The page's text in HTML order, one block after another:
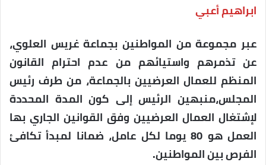
ابراهيم أعبي
عبر مجموعة من المواطنين بجماعة غريس العلوي،
عن تذمرهم واستيائهم من عدم احترام القانون
المنظم للعمال العرضيين بالجماعة، من طرف رئيس
المجلس،منبهين الرئيس إلى كون المدة المحددة
لإشتغال العمال العرضيين وفق القوانين الجاري بها
العمل هو 80 يوما لكل عامل، ضمانا لمبدأ تكافئ
الفرص بين المواطنين.